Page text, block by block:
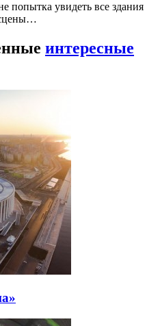
попытка увидеть все здания
интересные